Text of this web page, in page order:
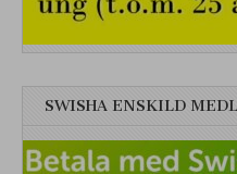
SWISHA ENSKILD